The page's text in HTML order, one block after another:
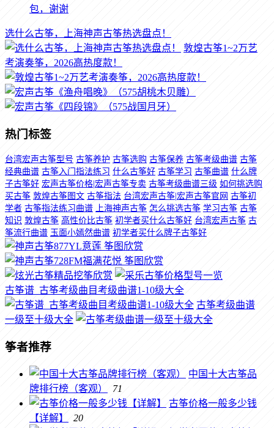
包，谢谢
选什么古筝，上海神声古筝热选盘点！
敦煌古筝1~2万艺
考演奏筝，2026高热度款！
热门标签
台湾宏声古筝型号 古筝养护 古筝选购 古筝保养 古筝考级曲谱 古筝
经典曲谱 古筝入门指法练习 什么古筝好 古筝学习 古筝曲谱 什么牌
子古筝好 宏声古筝价格|宏声古筝专卖 古筝考级曲谱三级 如何挑选购
买古筝 敦煌古筝图文 古筝指法 台湾宏声古筝|宏声古筝官网 古筝初
学者 古筝指法练习曲谱 上海神声古筝 怎么挑选古筝 学习古筝 古筝
知识 敦煌古筝 高性价比古筝 初学者买什么古筝好 台湾宏声古筝 古
筝流行曲谱 玉面小嫣然曲谱 初学者买什么牌子古筝好
古筝谱_古筝考级曲目考级曲谱1-10级大全
古筝考级曲谱
一级至十级大全
筝者推荐
中国十大古筝品
牌排行榜（客观）
71
古筝价格一般多少钱
【详解】
20